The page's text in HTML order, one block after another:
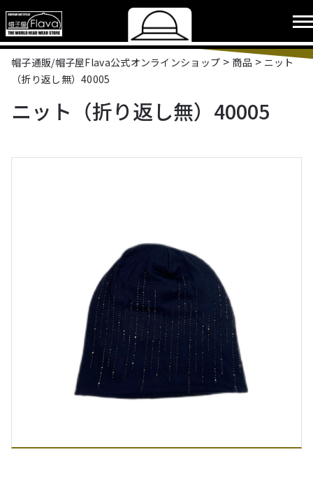
帽子通販/帽子屋Flava公式オンラインショップ > 商品 > ニット
（折り返し無）40005
ニット（折り返し無）40005